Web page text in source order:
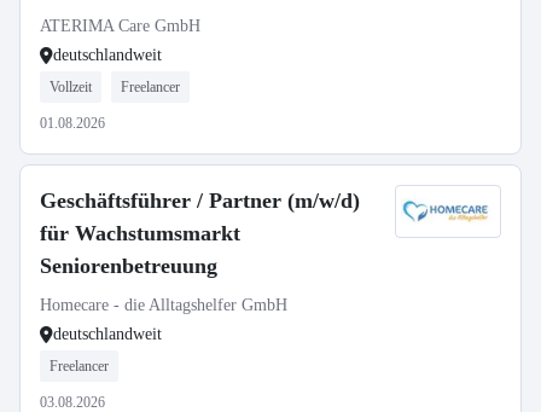
ATERIMA Care GmbH
deutschlandweit
Vollzeit Freelancer
01.08.2026
Geschäftsführer / Partner (m/w/d)
für Wachstumsmarkt
Seniorenbetreuung
Homecare - die Alltagshelfer GmbH
deutschlandweit
Freelancer
03.08.2026